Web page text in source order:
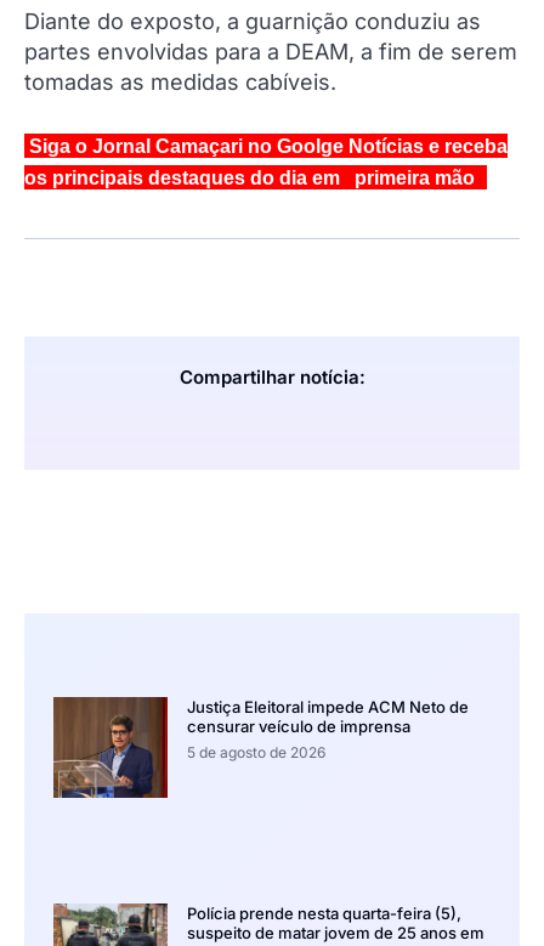
Diante do exposto, a guarnição conduziu as
partes envolvidas para a DEAM, a fim de serem
tomadas as medidas cabíveis.
Siga o Jornal Camaçari no Goolge Notícias e receba
os principais destaques do dia em primeira mão
Compartilhar notícia:
Justiça Eleitoral impede ACM Neto de
censurar veículo de imprensa
5 de agosto de 2026
Polícia prende nesta quarta-feira (5),
suspeito de matar jovem de 25 anos em